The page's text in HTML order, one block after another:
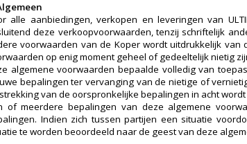
alle aanbiedingen, verkopen en leveringen van
deze verkoopvoorwaarden, tenzij schriftelijk
voorwaarden van de Koper wordt uitdrukkelijk
op enig moment geheel of gedeeltelijk nietig
algemene voorwaarden bepaalde volledig van
bepalingen ter vervanging van de nietige of
van de oorspronkelijke bepalingen in acht
of meerdere bepalingen van deze algemene
Indien zich tussen partijen een situatie
te worden beoordeeld naar de geest van deze